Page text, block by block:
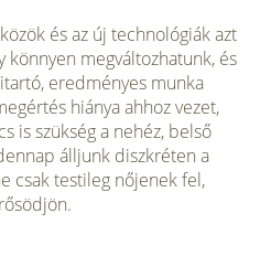
és az új technológiák azt
könnyen megváltozhatunk, és
eredményes munka
hiánya ahhoz vezet,
is szükség a nehéz, belső
álljunk diszkréten a
csak testileg nőjenek fel,